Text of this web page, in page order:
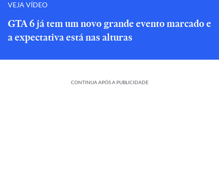
VEJA VÍDEO
GTA 6 já tem um novo grande evento marcado e
a expectativa está nas alturas
CONTINUA APÓS A PUBLICIDADE